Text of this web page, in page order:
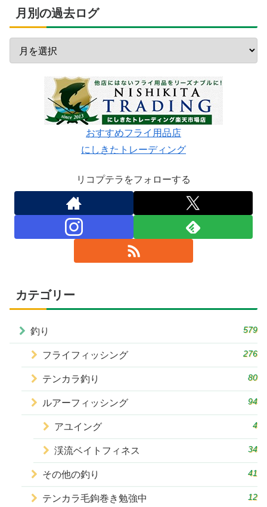
月別の過去ログ
おすすめフライ用品店
にしきたトレーディング
リコプテラをフォローする
カテゴリー
釣り 579
フライフィッシング 276
テンカラ釣り 80
ルアーフィッシング 94
アユイング 4
渓流ベイトフィネス 34
その他の釣り 41
テンカラ毛鉤巻き勉強中 12